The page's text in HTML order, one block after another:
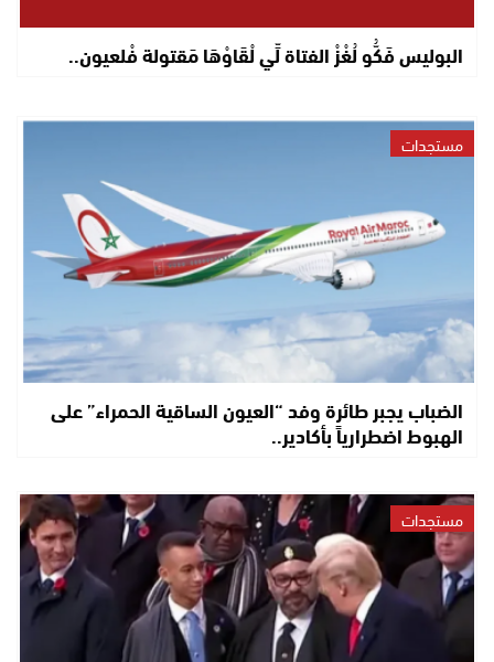
البوليس فَكُّو لُغْزْ الفتاة لِّي لْقَاوْهَا مَقتولة فْلعيون..
مستجدات
الضباب يجبر طائرة وفد “العيون الساقية الحمراء” على
الهبوط اضطرارياً بأكادير..
مستجدات